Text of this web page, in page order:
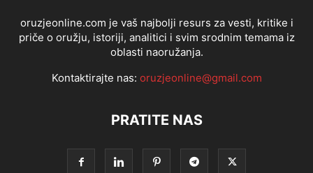
oruzjeonline.com je vaš najbolji resurs za vesti, kritike i
priče o oružju, istoriji, analitici i svim srodnim temama iz
oblasti naoružanja.
Kontaktirajte nas: oruzjeonline@gmail.com
PRATITE NAS